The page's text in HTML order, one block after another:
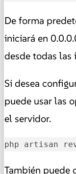
De forma
iniciará en
desde todas las
Si desea
puede usar las
el servidor.
php artisan
También puede